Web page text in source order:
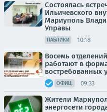
Состоялась
Ильичевского
Мариуполь
Управы
ПАБЛИКИ 10:18
Восемь
работают в
востребованных
ОФИЦ. 09:33
Жители
энергосети